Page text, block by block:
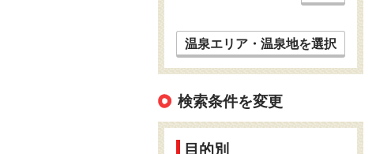
温泉エリア・温泉地を選択
検索条件を変更
目的別